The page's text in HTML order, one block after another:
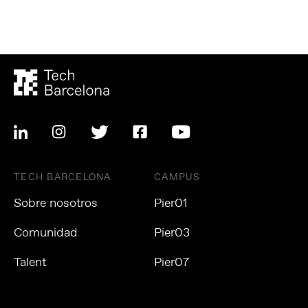
TECH BARCELONA
Sobre nosotros
Comunidad
Talent
CAMPUS
Pier01
Pier03
Pier07